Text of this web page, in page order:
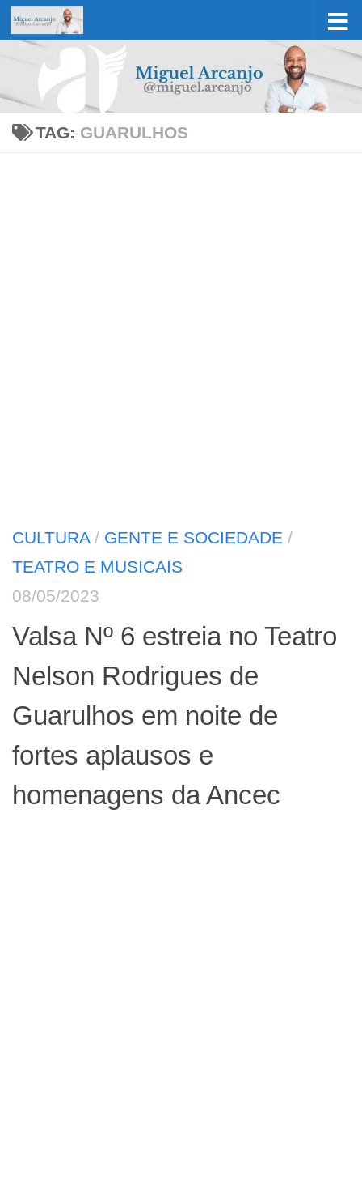
Skip to content
TAG: GUARULHOS
CULTURA/ GENTE E SOCIEDADE /
TEATRO E MUSICAIS
08/05/2023
Valsa Nº 6 estreia no Teatro
Nelson Rodrigues de
Guarulhos em noite de
fortes aplausos e
homenagens da Ancec